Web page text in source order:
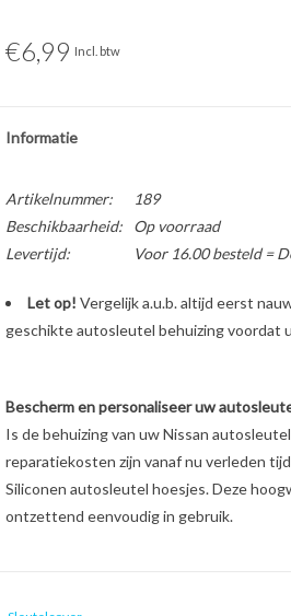
€6,99 Incl. btw
Informatie
Artikelnummer:
189
Beschikbaarheid:
Op voorraad
Levertijd:
Voor 16.00 besteld =
Let op! Vergelijk a.u.b. altijd eerst
geschikte autosleutel behuizing voordat
Bescherm en personaliseer uw
Is de behuizing van uw Nissan
reparatiekosten zijn vanaf nu verleden
Siliconen autosleutel hoesjes. Deze
ontzettend eenvoudig in gebruik.
Schokabsorberend materiaal